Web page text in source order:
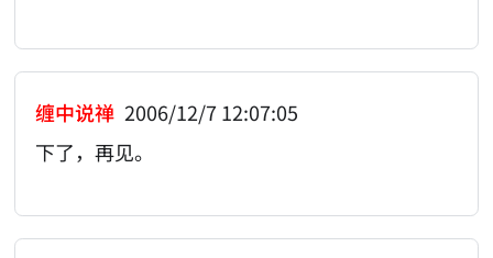
缠中说禅 2006/12/7 12:07:05
下了，再见。